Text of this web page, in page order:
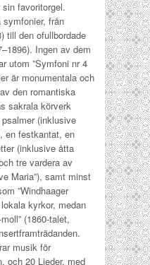
favoritorgel.
symfonier, från
till den ofullbordade
Ingen av dem
utom ”Symfoni nr 4
är monumentala och
den romantiska
sakrala körverk
(inklusive
en festkantat, en
(inklusive åtta
tre vardera av
Maria”), samt minst
”Windhaager
kyrkor, medan
(1860-talet,
musik för
och 20 Lieder, med